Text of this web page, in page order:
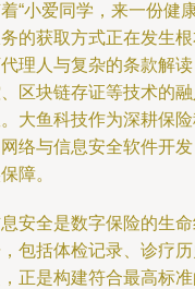
“小爱同学，来一份健
的获取方式正在发生
理人与复杂的条款解
区块链存证等技术的
大鱼科技作为深耕保
络与信息安全软件开
障。
安全是数字保险的生
包括体检记录、诊疗
正是构建符合最高标